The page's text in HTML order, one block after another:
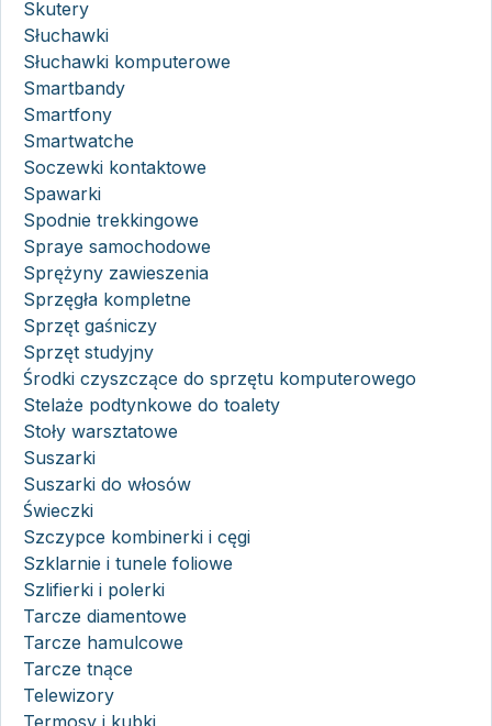
Skutery
Słuchawki
Słuchawki komputerowe
Smartbandy
Smartfony
Smartwatche
Soczewki kontaktowe
Spawarki
Spodnie trekkingowe
Spraye samochodowe
Sprężyny zawieszenia
Sprzęgła kompletne
Sprzęt gaśniczy
Sprzęt studyjny
Środki czyszczące do sprzętu komputerowego
Stelaże podtynkowe do toalety
Stoły warsztatowe
Suszarki
Suszarki do włosów
Świeczki
Szczypce kombinerki i cęgi
Szklarnie i tunele foliowe
Szlifierki i polerki
Tarcze diamentowe
Tarcze hamulcowe
Tarcze tnące
Telewizory